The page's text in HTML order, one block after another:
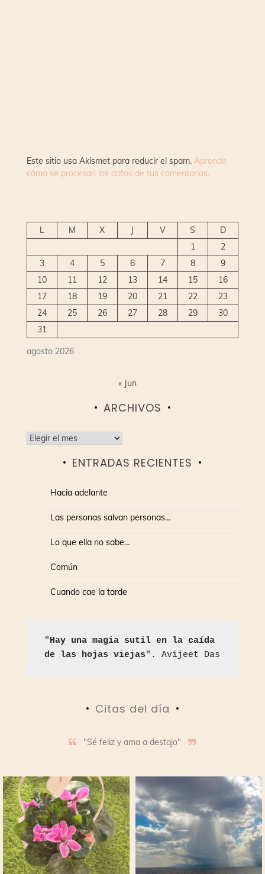
Este sitio usa Akismet para reducir el spam. Aprende
cómo se procesan los datos de tus comentarios.
agosto 2026
L M X J V S
D
1
2
3
4 5 6 7 8
9
10
11 12 13 14 15
16
17
18 19 20 21 22
23
24
25 26 27 28 29
30
31
« Jun
ARCHIVOS
Archivos
ENTRADAS RECIENTES
Hacia adelante
Las personas salvan personas…
Lo que ella no sabe…
Común
Cuando cae la tarde
"Hay una magia sutil en la caída
de las hojas viejas". Avijeet Das
Citas del día
"Sé feliz y ama a destajo"